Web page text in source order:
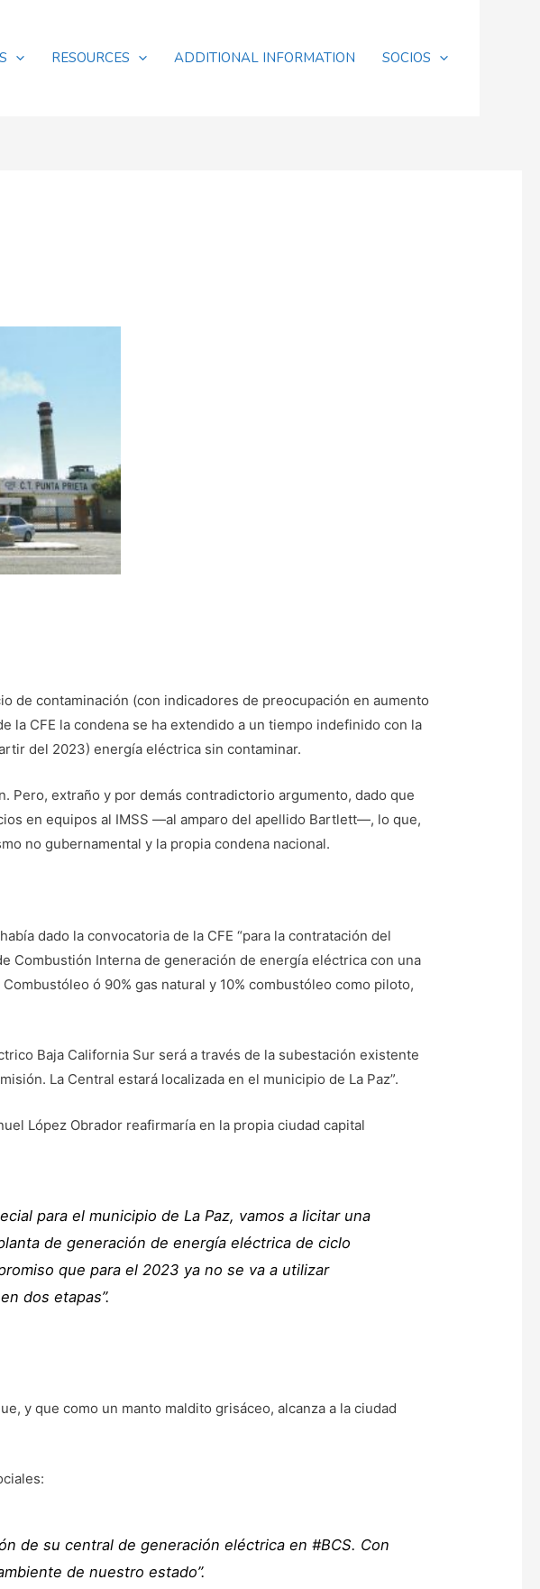
RESOURCES ADDITIONAL INFORMATION SOCIOS
de contaminación (con indicadores de preocupación en aumento
CFE la condena se ha extendido a un tiempo indefinido con la
del 2023) energía eléctrica sin contaminar.
Pero, extraño y por demás contradictorio argumento, dado que
en equipos al IMSS —al amparo del apellido Bartlett—, lo que,
no gubernamental y la propia condena nacional.
dado la convocatoria de la CFE “para la contratación del
Combustión Interna de generación de energía eléctrica con una
ó 90% gas natural y 10% combustóleo como piloto,
Baja California Sur será a través de la subestación existente
La Central estará localizada en el municipio de La Paz”.
López Obrador reafirmaría en la propia ciudad capital
para el municipio de La Paz, vamos a licitar una
de generación de energía eléctrica de ciclo
que para el 2023 ya no se va a utilizar
dos etapas”.
y que como un manto maldito grisáceo, alcanza a la ciudad
de su central de generación eléctrica en #BCS. Con
de nuestro estado”.